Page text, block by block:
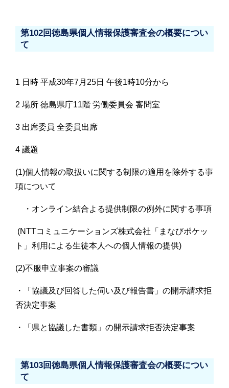
第102回徳島県個人情報保護審査会の概要につい
て
1 日時 平成30年7月25日 午後1時10分から
2 場所 徳島県庁11階 労働委員会 審問室
3 出席委員 全委員出席
4 議題
(1)個人情報の取扱いに関する制限の適用を除外する事
項について
・オンライン結合よる提供制限の例外に関する事項
(NTTコミュニケーションズ株式会社「まなびポケッ
ト」利用による生徒本人への個人情報の提供)
(2)不服申立事案の審議
・「協議及び回答した伺い及び報告書」の開示請求拒
否決定事案
・「県と協議した書類」の開示請求拒否決定事案
第103回徳島県個人情報保護審査会の概要につい
て